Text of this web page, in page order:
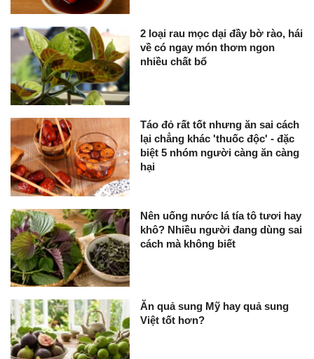
2 loại rau mọc dại đầy bờ rào, hái
về có ngay món thơm ngon
nhiều chất bổ
Táo đỏ rất tốt nhưng ăn sai cách
lại chẳng khác 'thuốc độc' - đặc
biệt 5 nhóm người càng ăn càng
hại
Nên uống nước lá tía tô tươi hay
khô? Nhiều người đang dùng sai
cách mà không biết
Ăn quả sung Mỹ hay quả sung
Việt tốt hơn?